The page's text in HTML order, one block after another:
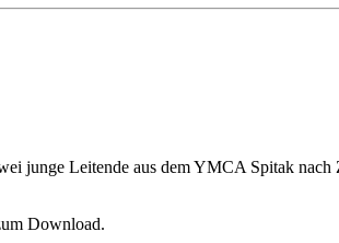
junge Leitende aus dem YMCA Spitak
Download.